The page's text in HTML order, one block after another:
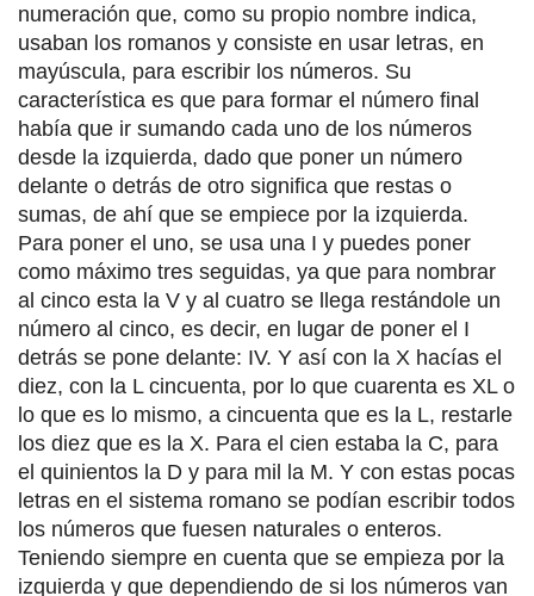
numeración que, como su propio nombre indica,
usaban los romanos y consiste en usar letras, en
mayúscula, para escribir los números. Su
característica es que para formar el número final
había que ir sumando cada uno de los números
desde la izquierda, dado que poner un número
delante o detrás de otro significa que restas o
sumas, de ahí que se empiece por la izquierda.
Para poner el uno, se usa una I y puedes poner
como máximo tres seguidas, ya que para nombrar
al cinco esta la V y al cuatro se llega restándole un
número al cinco, es decir, en lugar de poner el I
detrás se pone delante: IV. Y así con la X hacías el
diez, con la L cincuenta, por lo que cuarenta es XL o
lo que es lo mismo, a cincuenta que es la L, restarle
los diez que es la X. Para el cien estaba la C, para
el quinientos la D y para mil la M. Y con estas pocas
letras en el sistema romano se podían escribir todos
los números que fuesen naturales o enteros.
Teniendo siempre en cuenta que se empieza por la
izquierda y que dependiendo de si los números van